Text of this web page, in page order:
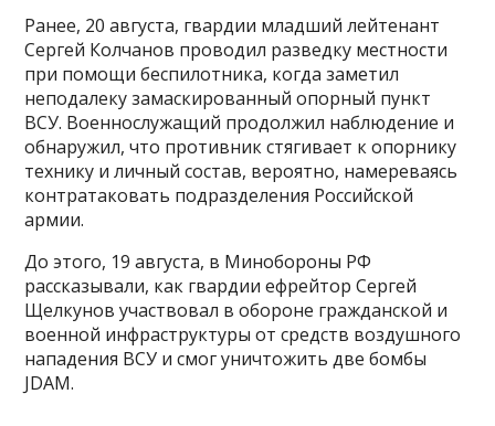
Ранее, 20 августа, гвардии младший лейтенант
Сергей Колчанов проводил разведку местности
при помощи беспилотника, когда заметил
неподалеку замаскированный опорный пункт
ВСУ. Военнослужащий продолжил наблюдение и
обнаружил, что противник стягивает к опорнику
технику и личный состав, вероятно, намереваясь
контратаковать подразделения Российской
армии.
До этого, 19 августа, в Минобороны РФ
рассказывали, как гвардии ефрейтор Сергей
Щелкунов участвовал в обороне гражданской и
военной инфраструктуры от средств воздушного
нападения ВСУ и смог уничтожить две бомбы
JDAM.